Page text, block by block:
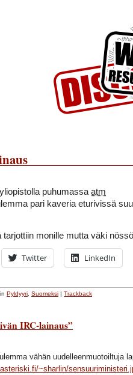
puhumassa atm
pari kaveria eturivissä
tarjottiin monille mutta väki
Twitter LinkedIn
Pyldyyri Suomeksi | Trackback
IRC-lainaus”
vähän uudelleenmuotoiltuja
~sharlin/